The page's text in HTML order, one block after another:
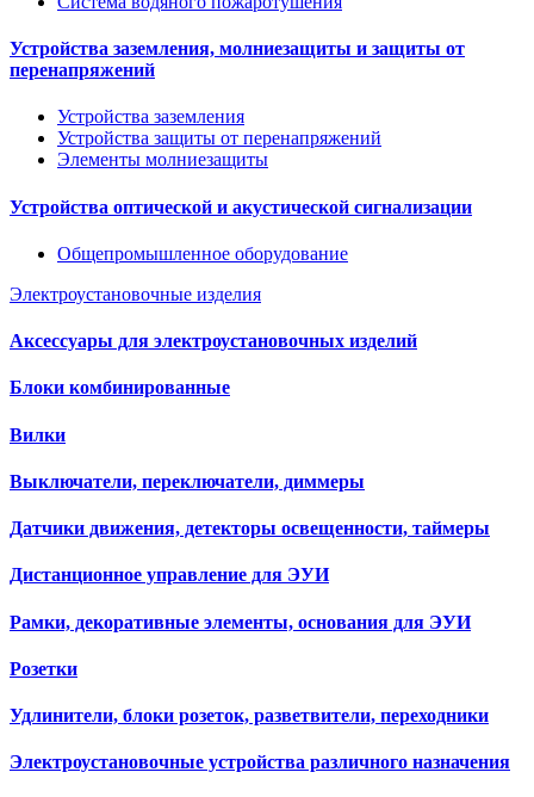
Устройства заземления, молниезащиты и защиты от
перенапряжений
Устройства заземления
Устройства защиты от перенапряжений
Элементы молниезащиты
Устройства оптической и акустической сигнализации
Общепромышленное оборудование
Электроустановочные изделия
Аксессуары для электроустановочных изделий
Блоки комбинированные
Вилки
Выключатели, переключатели, диммеры
Датчики движения, детекторы освещенности, таймеры
Дистанционное управление для ЭУИ
Рамки, декоративные элементы, основания для ЭУИ
Розетки
Удлинители, блоки розеток, разветвители, переходники
Электроустановочные устройства различного назначения